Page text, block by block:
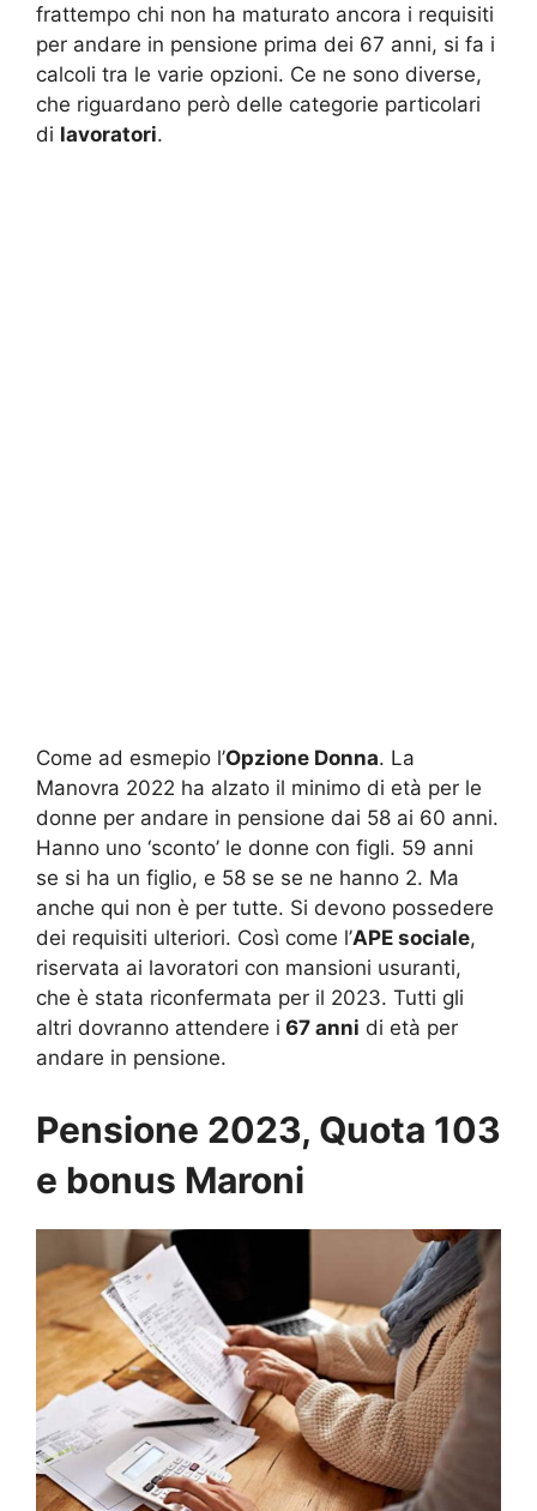
frattempo chi non ha maturato ancora i requisiti
per andare in pensione prima dei 67 anni, si fa i
calcoli tra le varie opzioni. Ce ne sono diverse,
che riguardano però delle categorie particolari
di lavoratori.
Come ad esmepio l’Opzione Donna. La
Manovra 2022 ha alzato il minimo di età per le
donne per andare in pensione dai 58 ai 60 anni.
Hanno uno ‘sconto’ le donne con figli. 59 anni
se si ha un figlio, e 58 se se ne hanno 2. Ma
anche qui non è per tutte. Si devono possedere
dei requisiti ulteriori. Così come l’APE sociale,
riservata ai lavoratori con mansioni usuranti,
che è stata riconfermata per il 2023. Tutti gli
altri dovranno attendere i 67 anni di età per
andare in pensione.
Pensione 2023, Quota 103
e bonus Maroni